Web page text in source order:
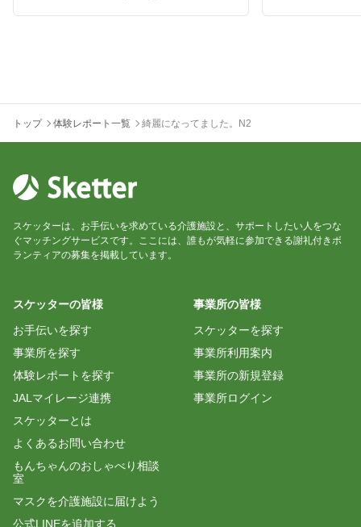
トップ 体験レポート一覧 綺麗になってました。N2
スケッターは、お手伝いを求めている介護施設と、サポートしたい人をつな
ぐマッチングサービスです。ここには、誰もが気軽に参加できる謝礼付きボ
ランティアの募集を掲載しています。
スケッターの皆様
お手伝いを探す
事業所を探す
体験レポートを探す
JALマイレージ連携
スケッターとは
よくあるお問い合わせ
もんちゃんのおしゃべり相談
室
マスクを介護施設に届けよう
公式LINEを追加する
事業所の皆様
スケッターを探す
事業所利用案内
事業所の新規登録
事業所ログイン